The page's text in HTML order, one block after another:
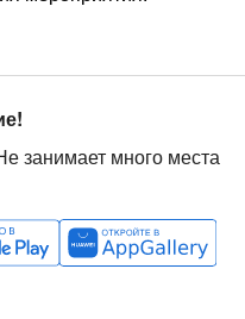
занимает много места